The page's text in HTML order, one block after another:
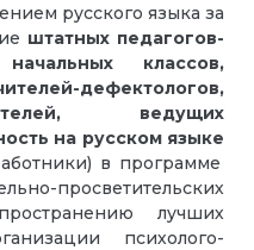
русского языка за
штатных педагогов-
классов,
дефектологов,
ведущих
на русском языке
в программе
просветительских
лучших
психолого-